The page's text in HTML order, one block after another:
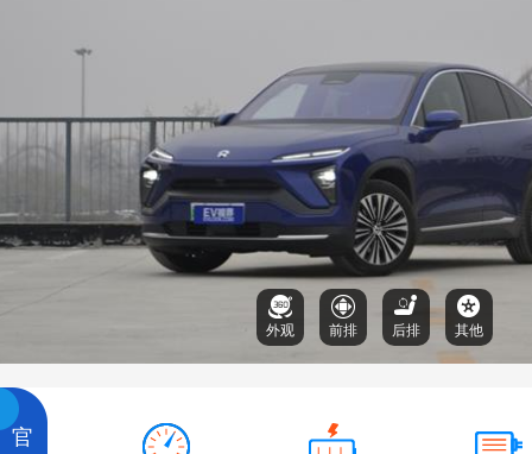
外观 前排 后排 其他
官